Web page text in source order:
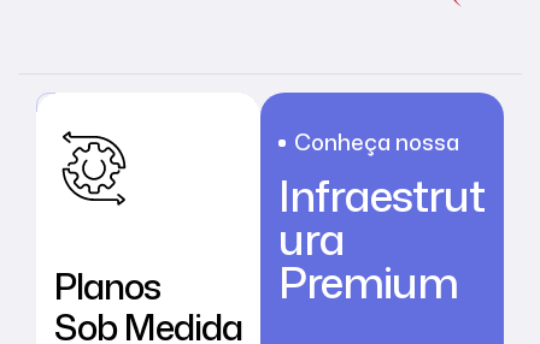
Profissional
CL9
M
a
sPlanos
Sob Medida
Conheça nossa
Infraestrut
ura
Premium